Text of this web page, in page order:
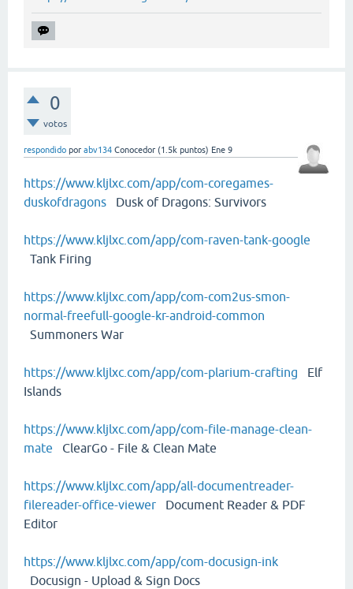
0
votos
respondido por abv134 Conocedor (1.5k puntos) Ene 9
https://www.kljlxc.com/app/com-coregames-
duskofdragons Dusk of Dragons: Survivors
https://www.kljlxc.com/app/com-raven-tank-google
Tank Firing
https://www.kljlxc.com/app/com-com2us-smon-
normal-freefull-google-kr-android-common
Summoners War
https://www.kljlxc.com/app/com-plarium-crafting Elf
Islands
https://www.kljlxc.com/app/com-file-manage-clean-
mate ClearGo - File & Clean Mate
https://www.kljlxc.com/app/all-documentreader-
filereader-office-viewer Document Reader & PDF
Editor
https://www.kljlxc.com/app/com-docusign-ink
Docusign - Upload & Sign Docs